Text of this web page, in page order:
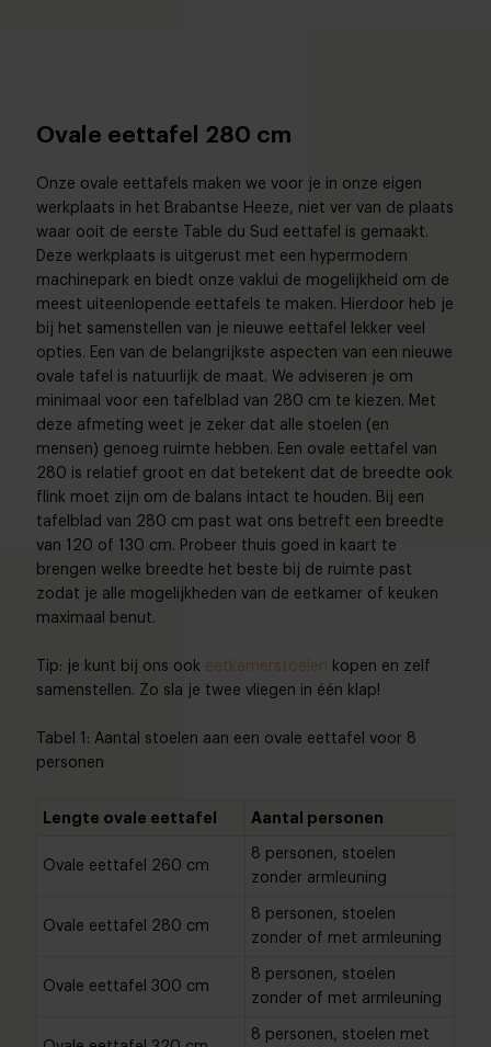
Ovale eettafel 280 cm
Onze ovale eettafels maken we voor je in onze eigen
werkplaats in het Brabantse Heeze, niet ver van de plaats
waar ooit de eerste Table du Sud eettafel is gemaakt.
Deze werkplaats is uitgerust met een hypermodern
machinepark en biedt onze vaklui de mogelijkheid om de
meest uiteenlopende eettafels te maken. Hierdoor heb je
bij het samenstellen van je nieuwe eettafel lekker veel
opties. Een van de belangrijkste aspecten van een nieuwe
ovale tafel is natuurlijk de maat. We adviseren je om
minimaal voor een tafelblad van 280 cm te kiezen. Met
deze afmeting weet je zeker dat alle stoelen (en
mensen) genoeg ruimte hebben. Een ovale eettafel van
280 is relatief groot en dat betekent dat de breedte ook
flink moet zijn om de balans intact te houden. Bij een
tafelblad van 280 cm past wat ons betreft een breedte
van 120 of 130 cm. Probeer thuis goed in kaart te
brengen welke breedte het beste bij de ruimte past
zodat je alle mogelijkheden van de eetkamer of keuken
maximaal benut.
Tip: je kunt bij ons ook eetkamerstoelen kopen en zelf
samenstellen. Zo sla je twee vliegen in één klap!
Tabel 1: Aantal stoelen aan een ovale eettafel voor 8
personen
Lengte ovale eettafel Aantal personen
Ovale eettafel 260 cm
8 personen, stoelen
zonder armleuning
Ovale eettafel 280 cm
8 personen, stoelen
zonder of met armleuning
Ovale eettafel 300 cm
8 personen, stoelen
zonder of met armleuning
8 personen, stoelen met